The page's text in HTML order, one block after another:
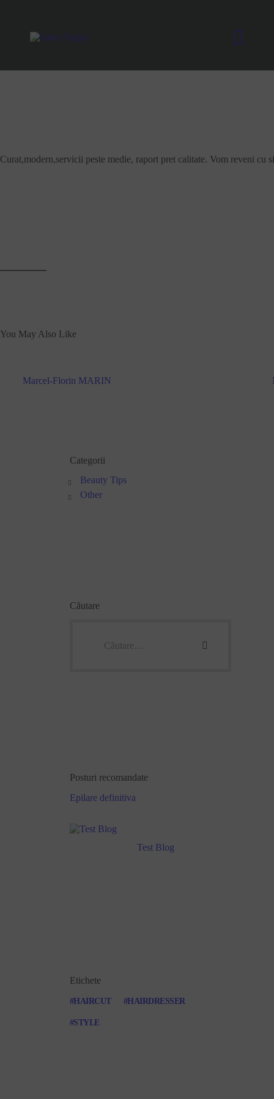
Curat,modern,servicii peste medie, raport pret calitate. Vom reveni cu
You May Also Like
Marcel-Florin MARIN
Categorii
Beauty Tips
Other
Căutare
Posturi recomandate
Epilare definitiva
Test Blog
Etichete
HAIRCUT HAIRDRESSER
STYLE